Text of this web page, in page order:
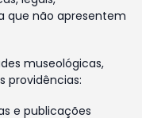
que não apresentem
museológicas,
providências:
e publicações